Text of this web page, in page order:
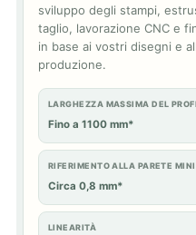
sviluppo degli stampi,
taglio, lavorazione CNC e
in base ai vostri disegni e
produzione.
LARGHEZZA MASSIMA DEL
Fino a 1100 mm*
RIFERIMENTO ALLA PARETE
Circa 0,8 mm*
LINEARITÀ